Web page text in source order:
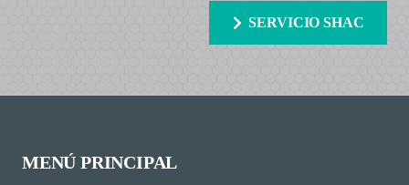
SERVICIO SHAC
MENÚ PRINCIPAL